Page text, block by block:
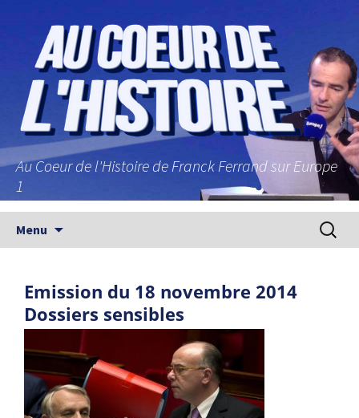
Au Coeur de l'Histoire de Franck Ferrand sur Europe
1
Menu
Emission du 18 novembre 2014
Dossiers sensibles